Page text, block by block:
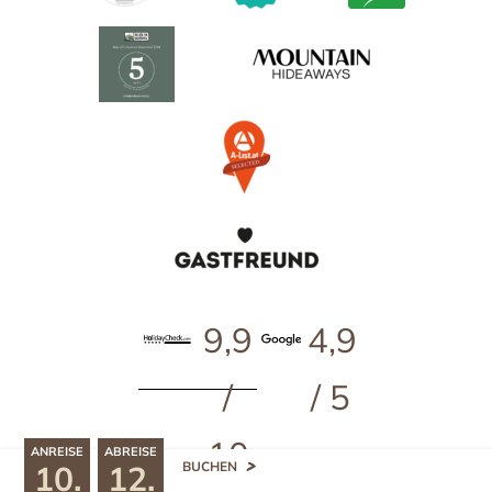
ANREISE
10.
ABREISE
12.
BUCHEN
9,9
/
10
4,9
/ 5